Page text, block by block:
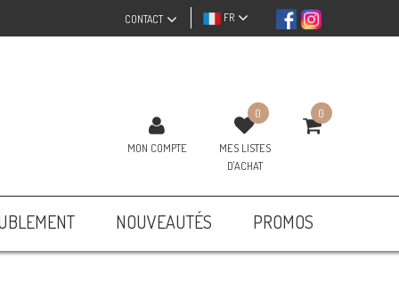
FR
CONTACT
MON COMPTE
0
MES LISTES
D'ACHAT
0
NOUVEAUTÉS PROMOS